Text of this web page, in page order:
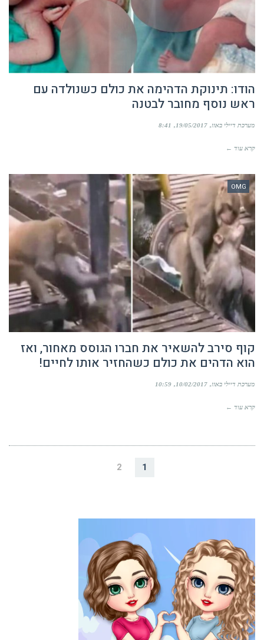
הודו: תינוקת הדהימה את כולם כשנולדה עם
ראש נוסף מחובר לבטנה
מערכת דיילי באזז 19/05/2017
8:41
קרא עוד ←
OMG
קוף סירב להשאיר את חברו הגוסס מאחור, ואז
הוא הדהים את כולם כשהחזיר אותו לחיים!
מערכת דיילי באזז 10/02/2017
10:59
קרא עוד ←
1
2